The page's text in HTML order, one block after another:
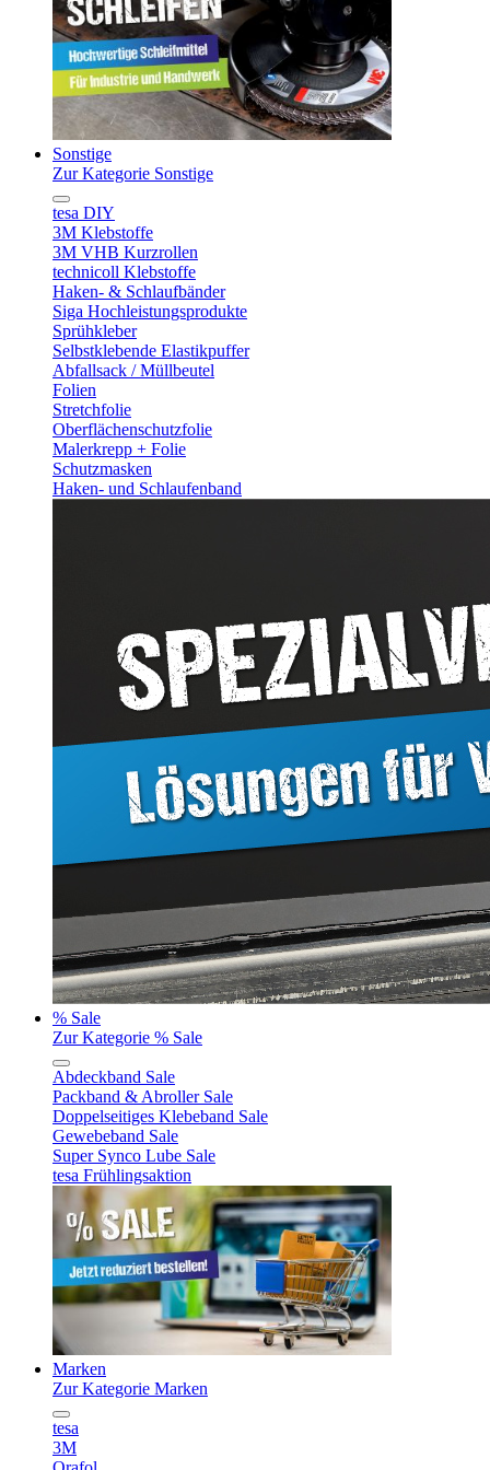
Sonstige
Zur Kategorie Sonstige
tesa DIY
3M Klebstoffe
3M VHB Kurzrollen
technicoll Klebstoffe
Haken- & Schlaufbänder
Siga Hochleistungsprodukte
Sprühkleber
Selbstklebende Elastikpuffer
Abfallsack / Müllbeutel
Folien
Stretchfolie
Oberflächenschutzfolie
Malerkrepp + Folie
Schutzmasken
Haken- und Schlaufenband
% Sale
Zur Kategorie % Sale
Abdeckband Sale
Packband & Abroller Sale
Doppelseitiges Klebeband Sale
Gewebeband Sale
Super Synco Lube Sale
tesa Frühlingsaktion
Marken
Zur Kategorie Marken
tesa
3M